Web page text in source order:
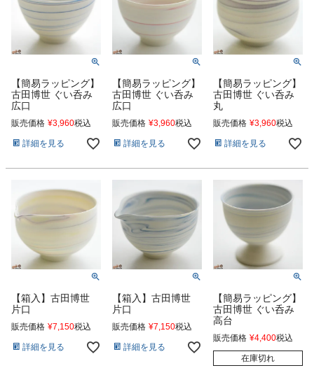
【簡易ラッピング】
古田博世 ぐい呑み
広口
販売価格 ¥3,960税込
詳細を見る
【簡易ラッピング】
古田博世 ぐい呑み
広口
販売価格 ¥3,960税込
詳細を見る
【簡易ラッピング】
古田博世 ぐい呑み
丸
販売価格 ¥3,960税込
詳細を見る
【箱入】古田博世
片口
販売価格 ¥7,150税込
詳細を見る
【箱入】古田博世
片口
販売価格 ¥7,150税込
詳細を見る
【簡易ラッピング】
古田博世 ぐい呑み
高台
販売価格 ¥4,400税込
在庫切れ